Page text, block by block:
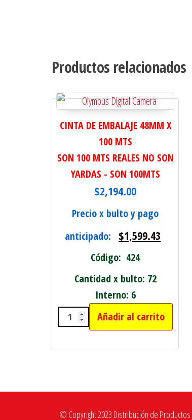
Productos relacionados
CINTA DE EMBALAJE 48MM X
100 MTS
SON 100 MTS REALES NO SON
YARDAS - SON 100MTS
$2,194.00
Precio x bulto y pago
anticipado:
$1,599.43
Código: 424
Cantidad x bulto: 72
Interno: 6
CINTA DE EMBALAJE
Añadir al carrito
© Copyright 2023 Distribución de